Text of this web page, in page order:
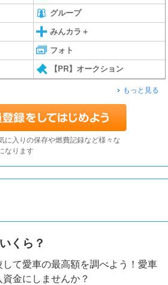
グループ
みんカラ＋
フォト
【PR】オークション
もっと見る
に入りの保存や燃費記録など様々な
なります
くら？
て愛車の最高額を調べよう！愛車
金にしませんか？